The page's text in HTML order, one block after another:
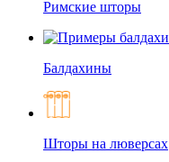
Римские шторы
Балдахины
Шторы на люверсах